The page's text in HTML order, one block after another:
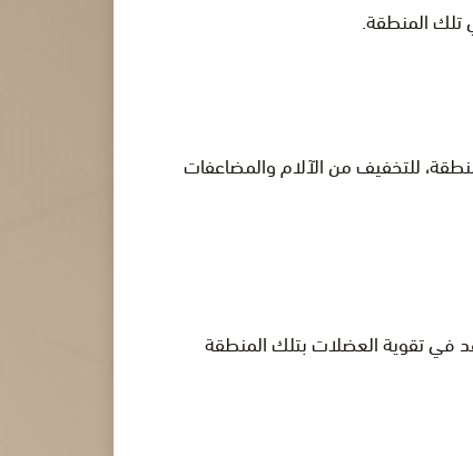
تلك المنطقة.
للتخفيف من الآلام والمضاعفات
في تقوية العضلات بتلك المنطقة